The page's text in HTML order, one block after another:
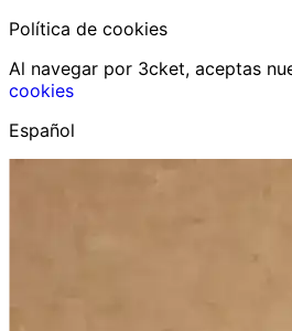
Política de cookies
Al navegar por 3cket, aceptas
cookies
Español